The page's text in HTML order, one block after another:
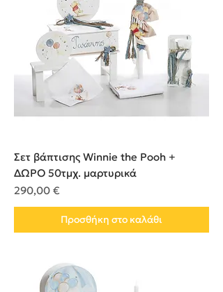
Σετ βάπτισης Winnie the Pooh +
ΔΩΡΟ 50τμχ. μαρτυρικά
Τιμή
290,00 €
Προσθήκη στο καλάθι